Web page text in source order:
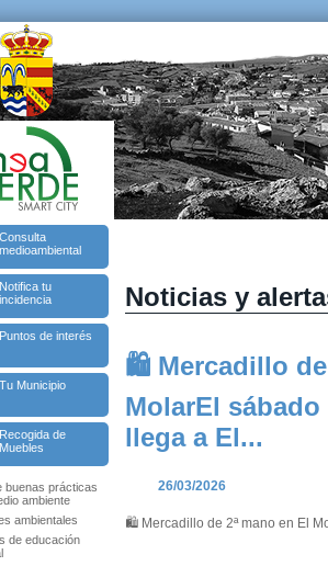
Consulta
medioambiental
Notifica tu
incidencia
Puntos de interés
Tu Municipio
Recogida de
Muebles
buenas prácticas
ambiente
ambientales
de educación
Noticias y
🛍️ Mercadillo de
MolarEl
llega a El...
26/03/2026
🛍️ Mercadillo de 2ª mano en El